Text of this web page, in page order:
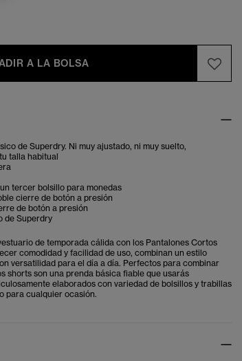
A LA BOLSA
de Superdry. Ni muy ajustado, ni muy suelto,
talla habitual
tercer bolsillo para monedas
cierre de botón a presión
de botón a presión
de Superdry
de temporada cálida con los Pantalones Cortos
comodidad y facilidad de uso, combinan un estilo
versatilidad para el día a día. Perfectos para combinar
shorts son una prenda básica fiable que usarás
elaborados con variedad de bolsillos y trabillas
para cualquier ocasión.